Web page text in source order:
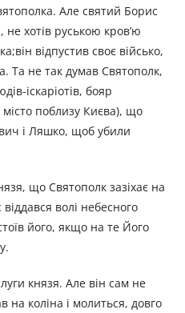
Але святий Борис
не хотів руською кров’ю
відпустив своє військо,
Та не так думав Святополк,
іскаріотів, бояр
поблизу Києва), що
і Ляшко, щоб убили
що Святополк зазіхає на
волі небесного
його, якщо на те Його
князя. Але він сам не
на коліна і молиться, довго